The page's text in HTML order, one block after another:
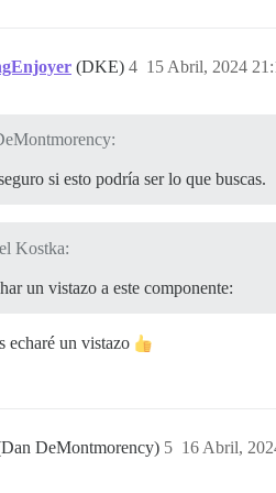
(DKE) 15 Abril, 2024
4
si esto podría ser lo que buscas.
Kostka:
un vistazo a este componente:
echaré un vistazo
DeMontmorency) 16 Abril,
5